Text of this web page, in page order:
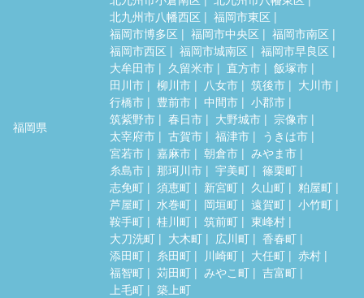
福岡県
北九州市八幡西区
福岡市東区
福岡市博多区
福岡市中央区
福岡市南区
福岡市西区
福岡市城南区
福岡市早良区
大牟田市
久留米市 直方市
飯塚市
田川市
柳川市 八女市 筑後市
大川市
行橋市
豊前市 中間市
小郡市
筑紫野市
春日市 大野城市
宗像市
太宰府市
古賀市 福津市
うきは市
宮若市
嘉麻市 朝倉市
みやま市
糸島市
那珂川市 宇美町
篠栗町
志免町
須恵町 新宮町 久山町
粕屋町
芦屋町
水巻町 岡垣町 遠賀町
小竹町
鞍手町
桂川町 筑前町
東峰村
大刀洗町
大木町 広川町
香春町
添田町
糸田町 川崎町 大任町
赤村
福智町
苅田町 みやこ町
吉富町
上毛町
築上町